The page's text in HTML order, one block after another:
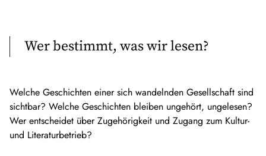
Wer bestimmt, was wir lesen?
Welche Geschichten einer sich wandelnden Gesellschaft sind
sichtbar? Welche Geschichten bleiben ungehört, ungelesen?
Wer entscheidet über Zugehörigkeit und Zugang zum Kultur-
und Literaturbetrieb?